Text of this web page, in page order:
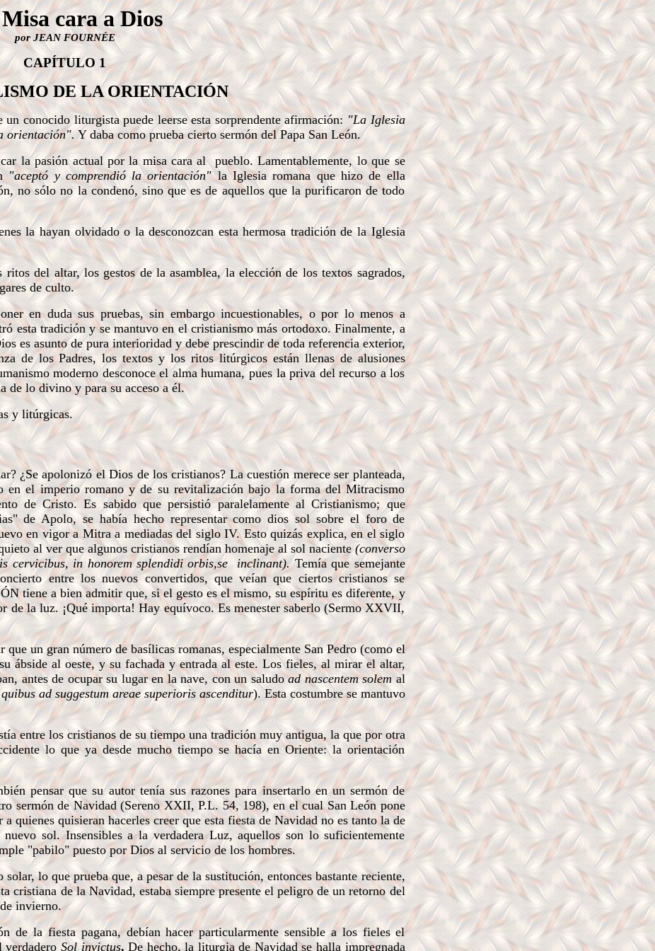
cara a Dios
por JEAN FOURNÉE
CAPÍTULO 1
DE LA ORIENTACIÓN
conocido liturgista puede leerse esta sorprendente afirmación: "La Iglesia
orientación".Y daba como prueba cierto sermón del Papa San León.
la pasión actual por la misa cara al
pueblo. Lamentablemente, lo que se
"aceptó y comprendió la orientación"la Iglesia romana que hizo de ella
no sólo no la condenó, sino que es de aquellos que la purificaron de todo
la hayan olvidado o la desconozcan esta hermosa tradición de la Iglesia
del altar, los gestos de la asamblea, la elección de los textos sagrados,
de culto.
en duda sus pruebas, sin embargo incuestionables, o por lo menos a
esta tradición y se mantuvo en el cristianismo más ortodoxo. Finalmente, a
es asunto de pura interioridad y debe prescindir de toda referencia exterior,
de los Padres, los textos y los ritos litúrgicos están llenas de alusiones
moderno desconoce el alma humana, pues la priva del recurso a los
de lo divino y para su acceso a él.
y litúrgicas.
¿Se apolonizó el Dios de los cristianos? La cuestión merece ser planteada,
en el imperio romano y de su revitalización bajo la forma del Mitracismo
de Cristo. Es sabido que persistió paralelamente al Cristianismo; que
de Apolo, se había hecho representar como dios sol sobre el foro de
en vigor a Mitra a mediadas del siglo IV. Esto quizás explica, en el siglo
al ver que algunos cristianos rendían homenaje al sol naciente(converso
cervicibus, in honorem splendidi orbis,se
inclinant).Temía que semejante
entre los nuevos convertidos, que veían que ciertos cristianos se
tiene a bien admitir que, si el gesto es el mismo, su espíritu es diferente, y
de la luz. ¡Qué importa! Hay equívoco. Es menester saberlo (Sermo XXVII,
un gran número de basílicas romanas, especialmente San Pedro (como el
ábside al oeste, y su fachada y entrada al este. Los fieles, al mirar el altar,
antes de ocupar su lugar en la nave, con un saludoad nascentem solemal
ad suggestum areae superioris ascenditur). Esta costumbre se mantuvo
entre los cristianos de su tiempo una tradición muy antigua, la que por otra
lo que ya desde mucho tiempo se hacía en Oriente: la orientación
pensar que su autor tenía sus razones para insertarlo en un sermón de
sermón de Navidad (Sereno XXII, P.L. 54, 198), en el cual San León pone
quienes quisieran hacerles creer que esta fiesta de Navidad no es tanto la de
sol. Insensibles a la verdadera Luz, aquellos son lo suficientemente
"pabilo" puesto por Dios al servicio de los hombres.
lo que prueba que, a pesar de la sustitución, entonces bastante reciente,
cristiana de la Navidad, estaba siempre presente el peligro de un retorno del
de invierno.
de la fiesta pagana, debían hacer particularmente sensible a los fieles el
verdaderoSol invictus.De hecho, la liturgia de Navidad se halla impregnada